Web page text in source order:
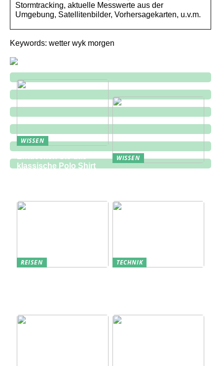
Stormtracking, aktuelle Messwerte aus der
Umgebung, Satellitenbilder, Vorhersagekarten, u.v.m.
Keywords: wetter wyk morgen
WISSEN
klassische Polo Shirt
WISSEN
REISEN
TECHNIK